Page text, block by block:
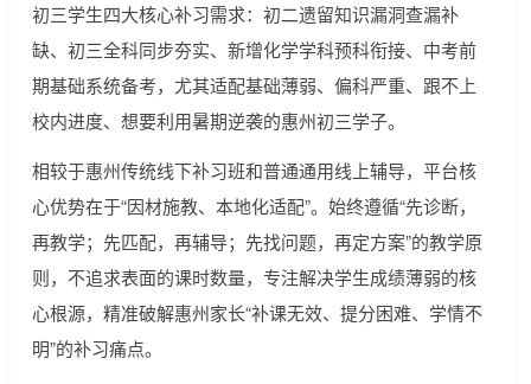
初三学生四大核心补习需求：初二遗留知识漏洞查漏补
缺、初三全科同步夯实、新增化学学科预科衔接、中考前
期基础系统备考，尤其适配基础薄弱、偏科严重、跟不上
校内进度、想要利用暑期逆袭的惠州初三学子。
相较于惠州传统线下补习班和普通通用线上辅导，平台核
心优势在于“因材施教、本地化适配”。始终遵循“先诊断，
再教学；先匹配，再辅导；先找问题，再定方案”的教学原
则，不追求表面的课时数量，专注解决学生成绩薄弱的核
心根源，精准破解惠州家长“补课无效、提分困难、学情不
明”的补习痛点。